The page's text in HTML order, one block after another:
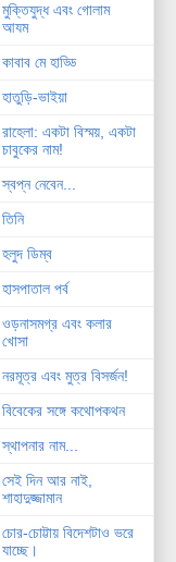
মুক্তিযুদ্ধ এবং গোলাম
আযম
কাবাব মে হাড্ডি
হাতুড়ি-ভাইয়া
রাহেলা: একটা বিস্ময়, একটা
চাবুকের নাম!
স্বপ্ন নেবেন...
তিনি
হলুদ ডিম্ব
হাসপাতাল পর্ব
ওড়নাসমগ্র এবং কলার
খোসা
নরমূত্র এবং মুত্র বিসর্জন!
বিবেকের সঙ্গে কথোপকথন
স্থাপনার নাম...
সেই দিন আর নাই,
শাহাদুজ্জামান
চোর-চোট্টায় বিদেশটাও ভরে
যাচ্ছে।